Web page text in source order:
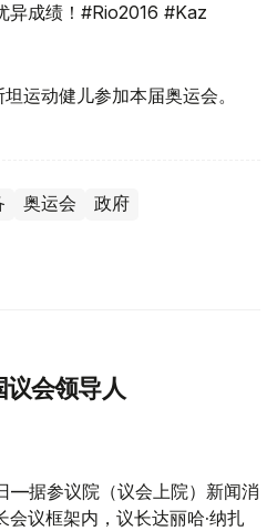
异成绩！#Rio2016 #Kaz
运动健儿参加本届奥运会。
奥运会 政府
议会领导人
—据参议院（议会上院）新闻消
议框架内，议长达丽哈·纳扎